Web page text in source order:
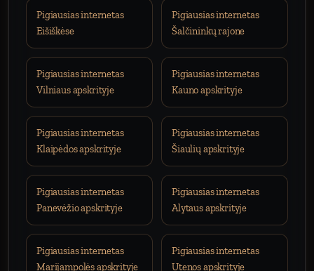
Pigiausias internetas
Eišiškėse
Pigiausias internetas
Šalčininkų rajone
Pigiausias internetas
Vilniaus apskrityje
Pigiausias internetas
Kauno apskrityje
Pigiausias internetas
Klaipėdos apskrityje
Pigiausias internetas
Šiaulių apskrityje
Pigiausias internetas
Panevėžio apskrityje
Pigiausias internetas
Alytaus apskrityje
Pigiausias internetas
Marijampolės apskrityje
Pigiausias internetas
Utenos apskrityje